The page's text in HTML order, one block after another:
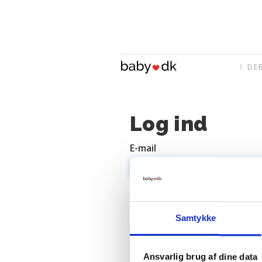
Samtykke
Ansvarlig brug af dine data
Log ind
E-mail